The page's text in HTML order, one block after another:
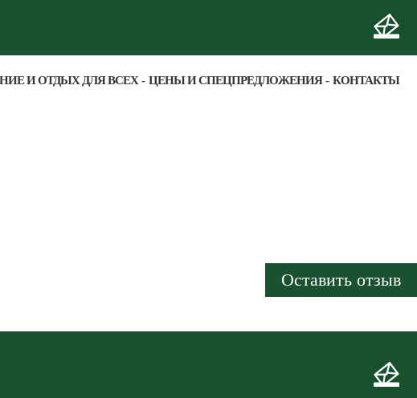
И ОТДЫХ ДЛЯ ВСЕХ ЦЕНЫ И СПЕЦПРЕДЛОЖЕНИЯ КОНТАКТЫ
Оставить отзыв